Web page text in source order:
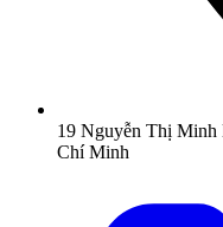
19 Nguyễn Thị Minh
Chí Minh